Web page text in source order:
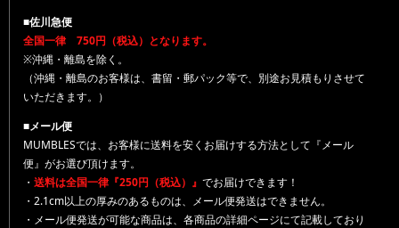
■佐川急便
全国一律 750円（税込）となります。
※沖縄・離島を除く。
（沖縄・離島のお客様は、書留・郵パック等で、別途お見積もりさせて
いただきます。）
■メール便
MUMBLESでは、お客様に送料を安くお届けする方法として『メール
便』がお選び頂けます。
・ 送料は全国一律『250円（税込）』 でお届けできます！
・2.1cm以上の厚みのあるものは、メール便発送はできません。
・メール便発送が可能な商品は、各商品の詳細ページにて記載しており